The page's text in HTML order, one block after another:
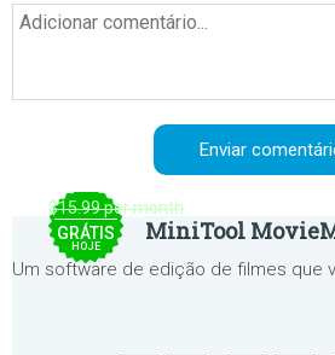
$15.99 per month
GRÁTIS
HOJE
MiniTool
Um software de edição de filmes que